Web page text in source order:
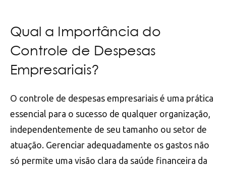
Qual a Importância do
Controle de Despesas
Empresariais?
O controle de despesas empresariais é uma prática
essencial para o sucesso de qualquer organização,
independentemente de seu tamanho ou setor de
atuação. Gerenciar adequadamente os gastos não
só permite uma visão clara da saúde financeira da